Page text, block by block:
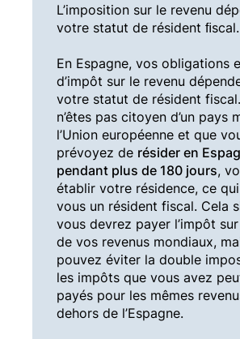
L’imposition sur le revenu
votre statut de résident ﬁscal.
En Espagne, vos obligations
d’impôt sur le revenu
votre statut de résident
n’êtes pas citoyen d’un pays
l’Union européenne et que
prévoyez de résider en
pendant plus de 180 jours,
établir votre résidence, ce
vous un résident fiscal. Cela
vous devrez payer l’impôt sur
de vos revenus mondiaux,
pouvez éviter la double
les impôts que vous avez
payés pour les mêmes
dehors de l’Espagne.